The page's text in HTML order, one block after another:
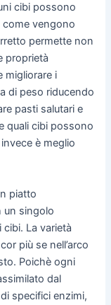
cibi possono
come vengono
permette non
proprietà
migliorare i
di peso riducendo
pasti salutari e
quali cibi possono
è meglio
piatto
un singolo
La varietà
più se nell’arco
Poichè ogni
dal
specifici enzimi,